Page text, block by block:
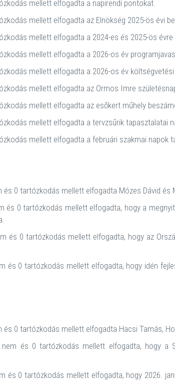
mellett elfogadta a napirendi pontokat.
mellett elfogadta az Elnökség 2025-ös évi
mellett elfogadta a 2024-es és 2025-ös
mellett elfogadta a 2026-os év
mellett elfogadta a 2026-os év
mellett elfogadta az Ormos Imre
mellett elfogadta az esőkert műhely
mellett elfogadta a tervzsűrik tapasztalatai
mellett elfogadta a februári szakmai napok
és 0 tartózkodás mellett elfogadta Mózes Dávid és
és 0 tartózkodás mellett elfogadta, hogy a
és 0 tartózkodás mellett elfogadta, hogy az
és 0 tartózkodás mellett elfogadta, hogy idén
és 0 tartózkodás mellett elfogadta Hacsi Tamás,
és 0 tartózkodás mellett elfogadta, hogy a
és 0 tartózkodás mellett elfogadta, hogy 2026.